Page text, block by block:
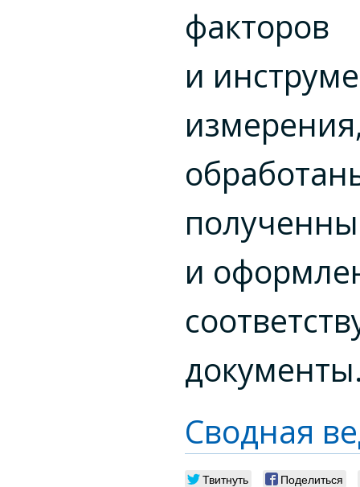
факторов
и
и
Сводная
Твитнуть Поделиться